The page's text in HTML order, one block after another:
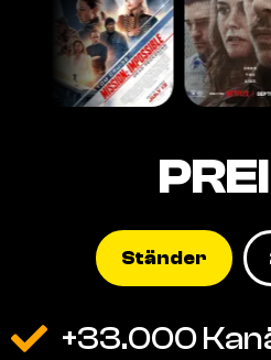
Ständer
+33.000